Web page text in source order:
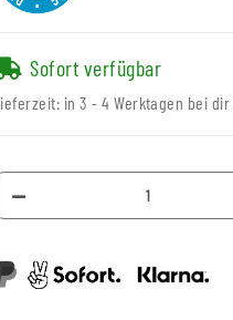
Sofort verfügbar
in 3 - 4 Werktagen bei dir